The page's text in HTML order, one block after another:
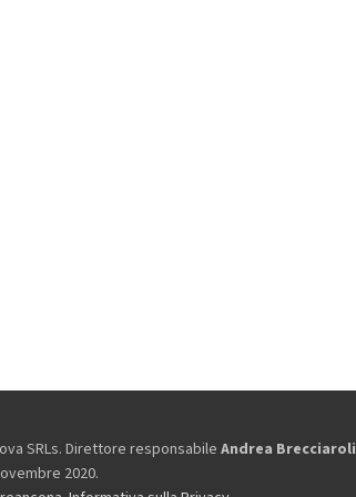
SRLs. Direttore responsabile Andrea Brecciaroli
2020.